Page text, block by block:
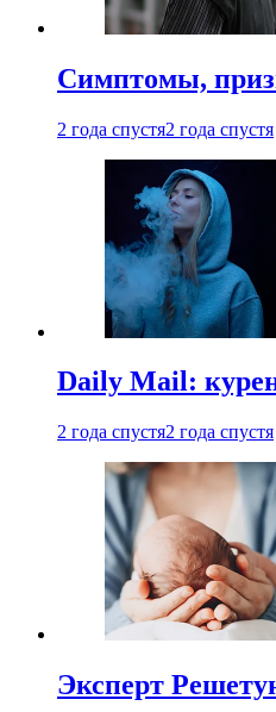
Симптомы,
2 года спустя2 года спустя
Daily Mail:
2 года спустя2 года спустя
Эксперт